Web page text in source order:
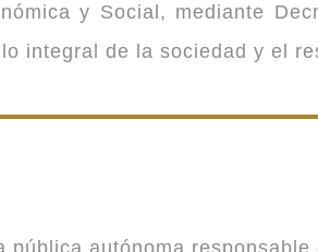
y Social, mediante
integral de la sociedad y el
pública autónoma